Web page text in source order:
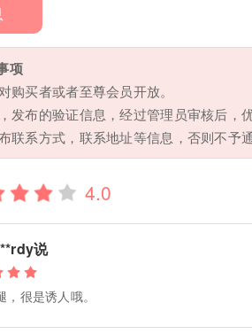
项
购买者或者至尊会员开放。
发布的验证信息，经过管理员审核后，
联系方式，联系地址等信息，否则不予通
说
，很是诱人哦。